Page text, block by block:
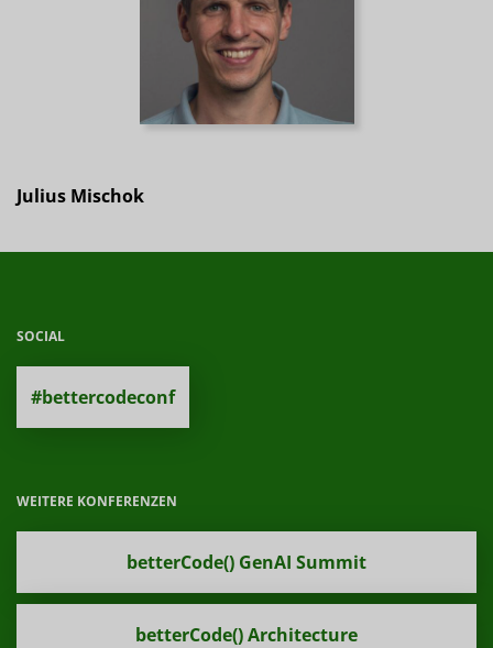
Julius Mischok
SOCIAL
#bettercodeconf
WEITERE KONFERENZEN
betterCode() GenAI Summit
betterCode() Architecture